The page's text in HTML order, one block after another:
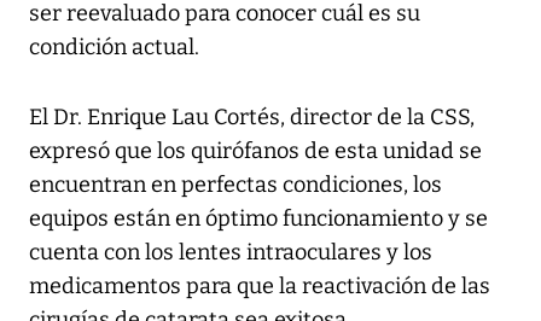
ser reevaluado para conocer cuál es su
condición actual.
El Dr. Enrique Lau Cortés, director de la CSS,
expresó que los quirófanos de esta unidad se
encuentran en perfectas condiciones, los
equipos están en óptimo funcionamiento y se
cuenta con los lentes intraoculares y los
medicamentos para que la reactivación de las